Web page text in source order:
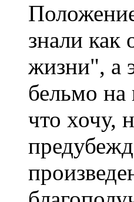
знали как
жизни", а
бельмо на
что хочу,